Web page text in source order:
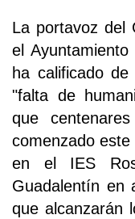
La portavoz del
el
ha calificado
"falta de
que
comenzado
en el IES
Guadalentín en
que alcanzarán